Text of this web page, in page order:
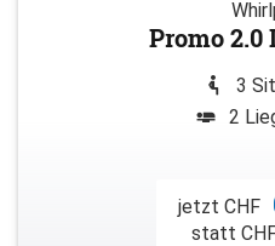
Promo 2.0
3
2
jetzt CHF
statt